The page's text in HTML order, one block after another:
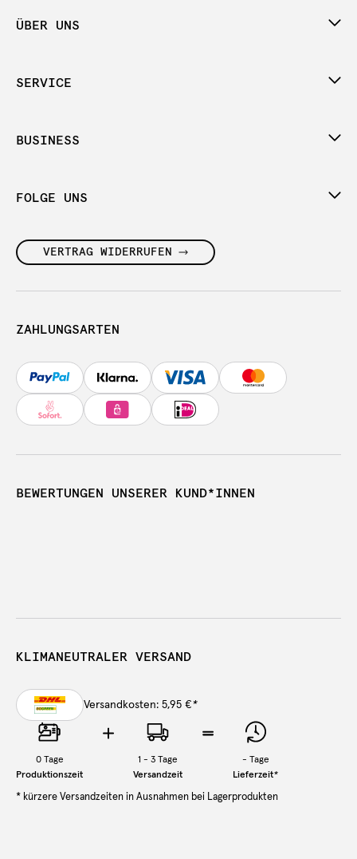
ÜBER UNS
SERVICE
BUSINESS
FOLGE UNS
VERTRAG WIDERRUFEN
ZAHLUNGSARTEN
BEWERTUNGEN UNSERER KUND*INNEN
KLIMANEUTRALER VERSAND
Versandkosten: 5,95 €*
0Tage
Produktionszeit
1 - 3 Tage
Versandzeit
- Tage
Lieferzeit*
* kürzere Versandzeiten in Ausnahmen bei Lagerprodukten